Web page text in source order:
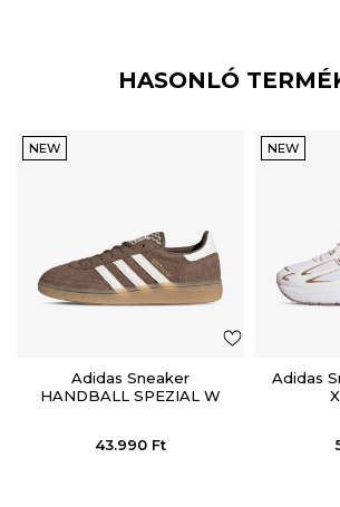
HASONLÓ
NEW
Adidas Sneaker
HANDBALL SPEZIAL W
43.990 Ft
NEW
Adidas